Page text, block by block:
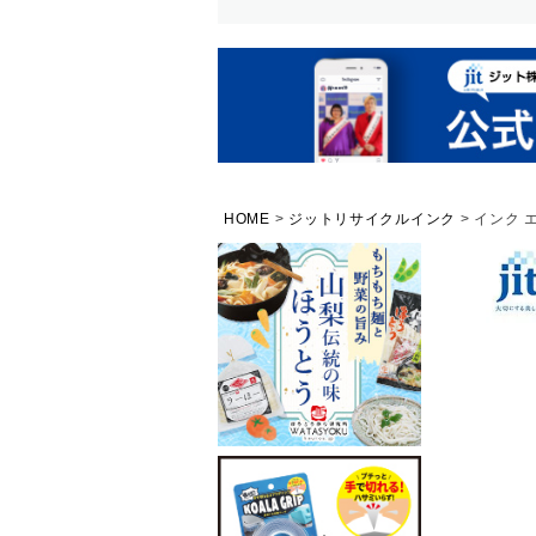
HOME ジットリサイクルインク インク